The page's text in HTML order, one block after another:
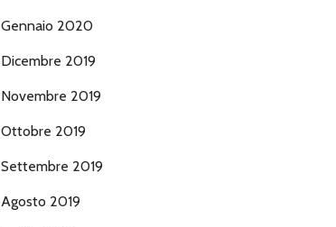
Gennaio 2020
Dicembre 2019
Novembre 2019
Ottobre 2019
Settembre 2019
Agosto 2019